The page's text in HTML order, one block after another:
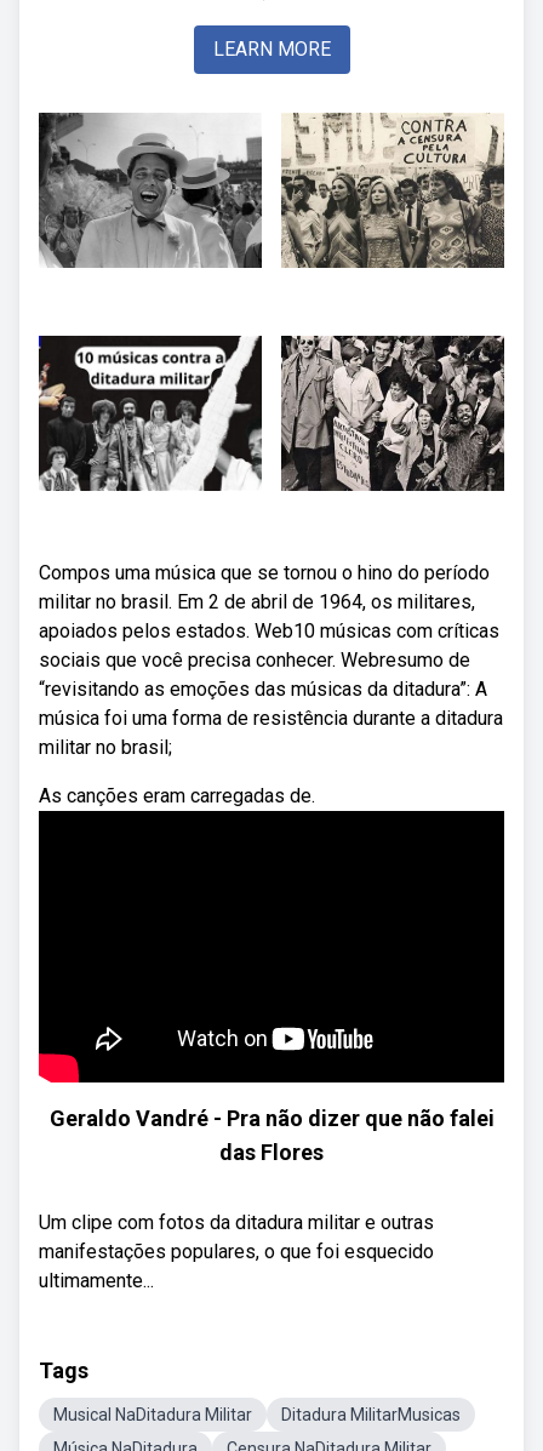
LEARN MORE
Compos uma música que se tornou o hino do período
militar no brasil. Em 2 de abril de 1964, os militares,
apoiados pelos estados. Web10 músicas com críticas
sociais que você precisa conhecer. Webresumo de
“revisitando as emoções das músicas da ditadura”: A
música foi uma forma de resistência durante a ditadura
militar no brasil;
As canções eram carregadas de.
Geraldo Vandré - Pra não dizer que não falei
das Flores
Um clipe com fotos da ditadura militar e outras
manifestações populares, o que foi esquecido
ultimamente...
Tags
Musical NaDitadura Militar
Ditadura MilitarMusicas